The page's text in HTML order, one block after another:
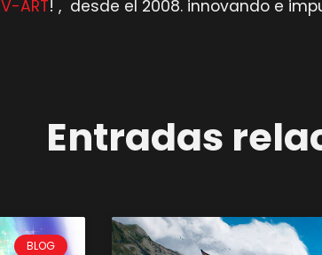
V-ART! , desde el 2008. innovando e
Entradas
BLOG